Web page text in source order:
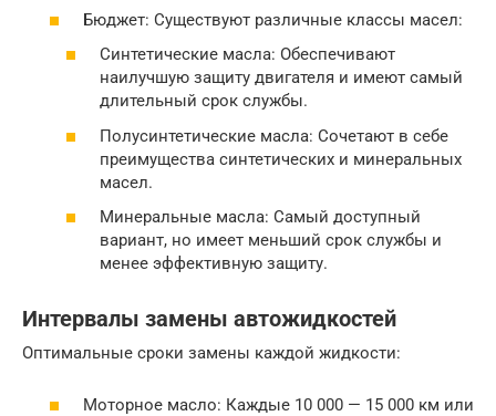
Бюджет: Существуют различные классы масел:
Синтетические масла: Обеспечивают
наилучшую защиту двигателя и имеют самый
длительный срок службы.
Полусинтетические масла: Сочетают в себе
преимущества синтетических и минеральных
масел.
Минеральные масла: Самый доступный
вариант, но имеет меньший срок службы и
менее эффективную защиту.
Интервалы замены автожидкостей
Оптимальные сроки замены каждой жидкости:
Моторное масло: Каждые 10 000 — 15 000 км или